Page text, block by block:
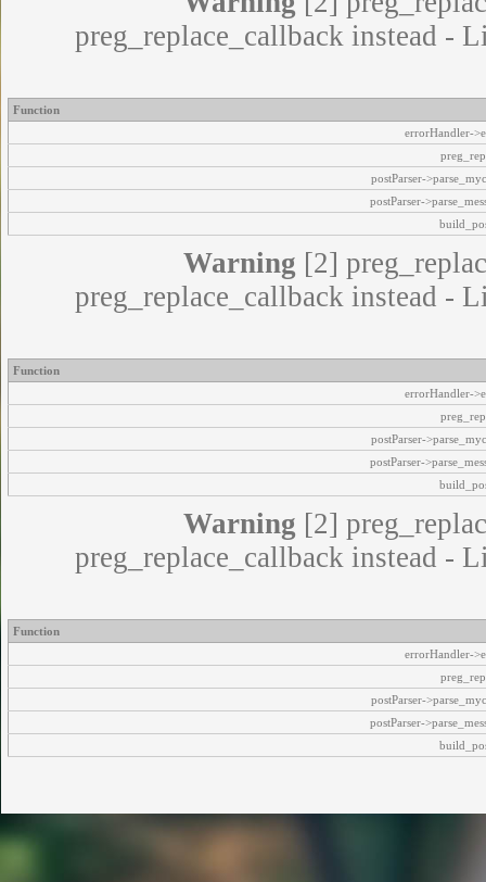
preg_replace_callback instead -
Function
errorHandler-
postParser-
postParser-
Warning [2]
preg_replace_callback instead -
Function
errorHandler-
postParser-
postParser-
Warning [2]
preg_replace_callback instead -
Function
errorHandler-
postParser-
postParser-